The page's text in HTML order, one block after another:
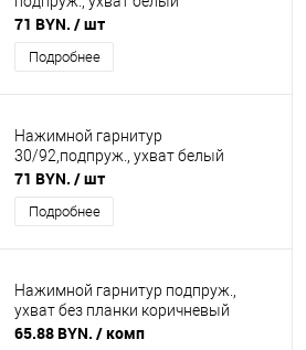
71 BYN. / шт
Подробнее
Нажимной гарнитур
30/92,подпруж., ухват белый
71 BYN. / шт
Подробнее
Нажимной гарнитур подпруж.,
ухват без планки коричневый
65.88 BYN. / комп